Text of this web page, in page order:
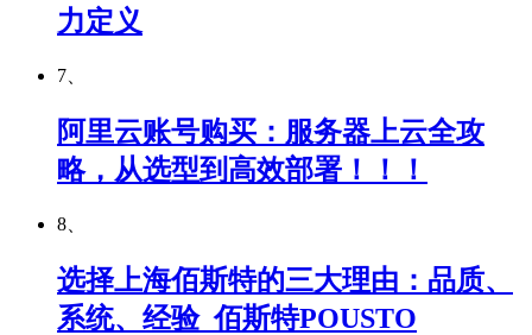
力定义
7、
阿里云账号购买：服务器上云全攻
略，从选型到高效部署！！！
8、
选择上海佰斯特的三大理由：品质、
系统、经验_佰斯特POUSTO